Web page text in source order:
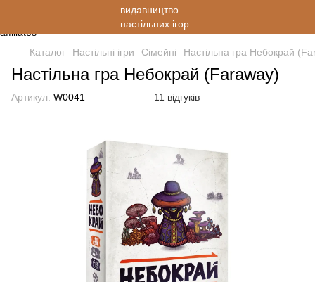
Каталог Настільні ігри Cімейні Настільна гра Небокрай
Настільна гра Небокрай (Faraway)
Артикул: W0041 11 відгуків